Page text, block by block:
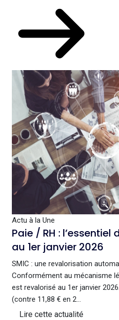
Actu à la Une
Paie / RH :
au 1er janvier 2026
SMIC : une revalorisation
Conformément au mécanisme
est revalorisé au 1er janvier
(contre 11,88 € en 2...
Lire cette actualité